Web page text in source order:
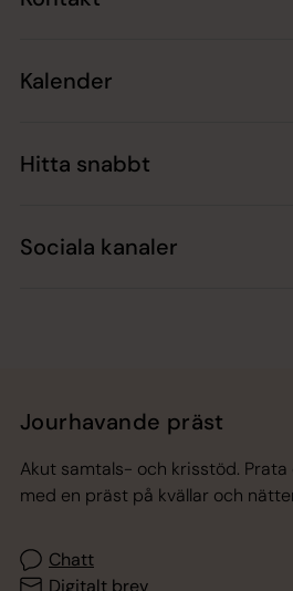
Kalender
Hitta snabbt
Sociala kanaler
Jourhavande präst
Akut samtals- och krisstöd.
med en präst på kvällar och
Chatt
Digitalt brev